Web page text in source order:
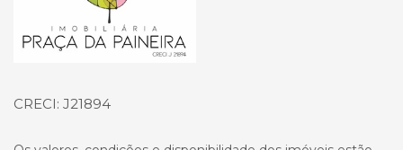
CRECI: J21894